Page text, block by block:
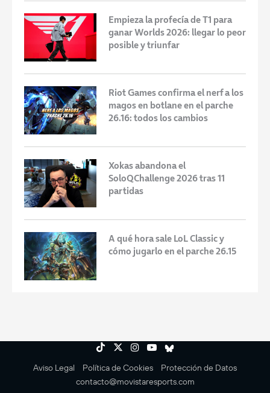
Empieza la profecía de T1 para
ganar Worlds 2026: llegar lo peor
posible y triunfar
Riot Games confirma el nerf a los
magos en botlane en el parche
26.16: todos los cambios
Xokas abandona el
SoloQChallenge 2026 tras 11
partidas
A qué hora sale LoL Classic y
cómo jugarlo en el parche 26.15
Aviso Legal Política de Cookies
Protección de Datos
contacto@movistaresports.com